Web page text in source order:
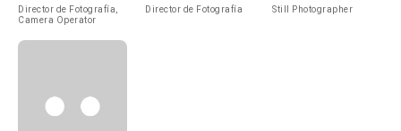
Director de Fotografía,
Camera Operator
Director de Fotografía Still Photographer